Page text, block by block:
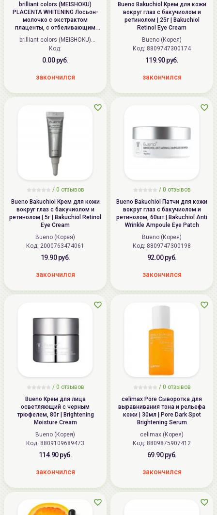
brilliant colors (MEISHOKU)
PLACENTA WHITENING Лосьон-
молочко с экстрактом
плаценты, с отбеливающим
эффектом | 395мл | PLACENTA
WHITENING Lotion
brilliant colors (MEISHOKU)
(Япония)
Код:
0.00 руб.
закончился
Bueno Bakuchiol Крем для кожи
вокруг глаз с бакучиолом и
ретинолом | 25г | Bakuchiol
Retinol Eye Cream
Bueno (Корея)
Код: 8809747300174
119.90 руб.
закончился
/ 0 отзывов
Bueno Bakuchiol Крем для кожи
вокруг глаз с бакучиолом и
ретинолом | 5г | Bakuchiol Retinol
Eye Cream
Bueno (Корея)
Код: 2000763474061
19.90 руб.
закончился
/ 0 отзывов
Bueno Bakuchiol Патчи для кожи
вокруг глаз с бакучиолом и
ретинолом, 60шт | Bakuchiol Anti
Wrinkle Ampoule Eye Patch
Bueno (Корея)
Код: 8809747300198
92.00 руб.
закончился
/ 0 отзывов
Bueno Крем для лица
осветляющий с черным
трюфелем, 80г | Brightening
Moisture Cream
Bueno (Корея)
Код: 8809109689473
114.90 руб.
закончился
/ 0 отзывов
celimax Pore Сыворотка для
выравнивания тона и рельефа
кожи | 30мл | Pore Dark Spot
Brightening Serum
celimax (Корея)
Код: 8809875907412
69.90 руб.
закончился